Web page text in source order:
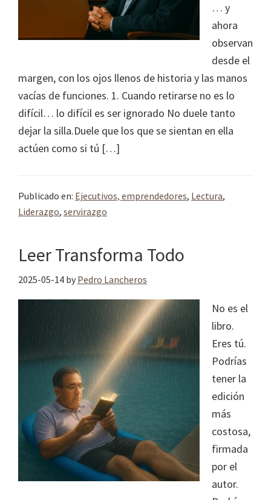
… y
ahora
observan
desde el
margen, con los ojos llenos de historia y las manos
vacías de funciones. 1. Cuando retirarse no es lo
difícil… lo difícil es ser ignorado No duele tanto
dejar la silla.Duele que los que se sientan en ella
actúen como si tú […]
Publicado en: Ejecutivos, emprendedores, Lectura,
Liderazgo, servirazgo
Leer Transforma Todo
2025-05-14 by Pedro Lancheros
No es el
libro.
Eres tú.
Podrías
tener la
edición
más
costosa,
firmada
por el
autor.